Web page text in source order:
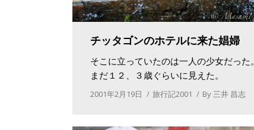
チッタゴンのホテルに来た娼婦
そこに立っていたのは一人の少女だった。
まだ１２、３歳ぐらいに見えた。
2001年2月19日 旅行記2001 By 三井 昌志